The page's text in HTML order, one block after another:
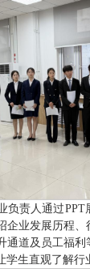
负责人通过
企业发展历程
通道及员工福
学生直观了解行